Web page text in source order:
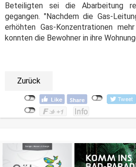
Beteiligten sei die Abarbeitung
gegangen. "Nachdem die Gas-
erhöhten Gas-Konzentrationen
konnten die Bewohner in ihre
Zurück